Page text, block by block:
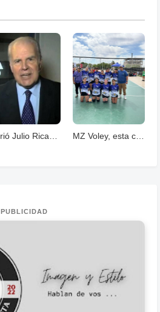
MZ Voley, esta cerrando un año con grandes logros
PUBLICIDAD